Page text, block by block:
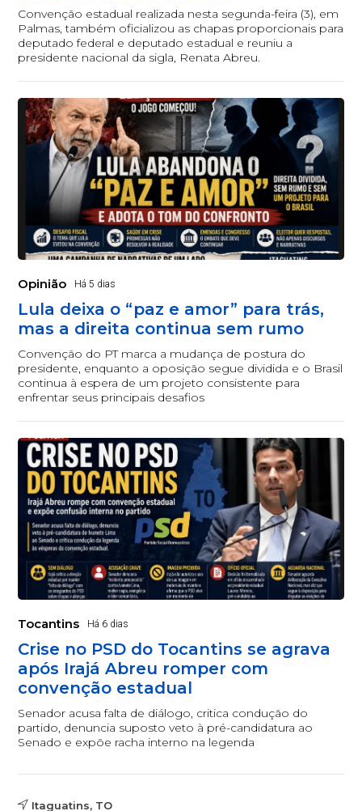
Convenção estadual realizada nesta segunda-feira (3), em
Palmas, também oficializou as chapas proporcionais para
deputado federal e deputado estadual e reuniu a
presidente nacional da sigla, Renata Abreu.
Opinião Há 5 dias
Lula deixa o “paz e amor” para trás,
mas a direita continua sem rumo
Convenção do PT marca a mudança de postura do
presidente, enquanto a oposição segue dividida e o Brasil
continua à espera de um projeto consistente para
enfrentar seus principais desafios
Tocantins Há 6 dias
Crise no PSD do Tocantins se agrava
após Irajá Abreu romper com
convenção estadual
Senador acusa falta de diálogo, critica condução do
partido, denuncia suposto veto à pré-candidatura ao
Senado e expõe racha interno na legenda
Itaguatins, TO